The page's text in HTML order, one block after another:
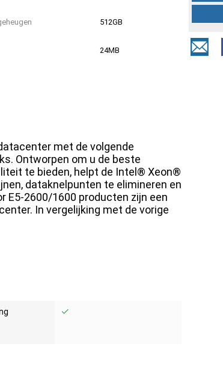
512GB
24MB
SR3RX
LGA 2066
Refurbished
met de volgende
Ontworpen om u de beste
te bieden, helpt de Intel® Xeon®
dataknelpunten te elimineren en
E5-2600/1600 producten zijn een
In vergelijking met de vorige